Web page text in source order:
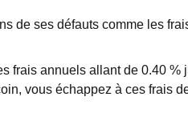
de ses défauts comme les
frais annuels allant de 0.40 %
vous échappez à ces frais